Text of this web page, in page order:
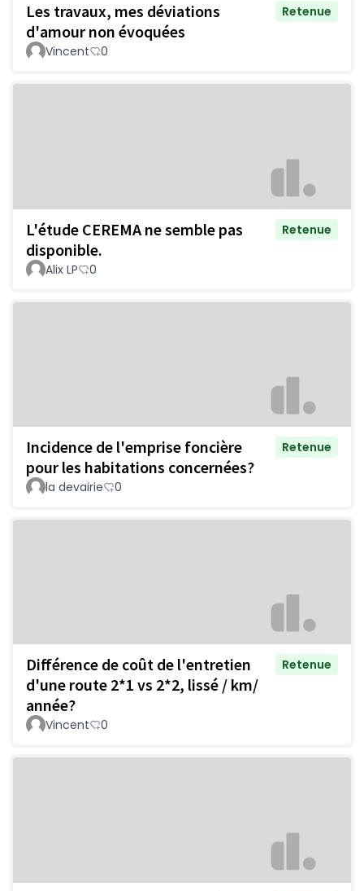
Les travaux, mes déviations
d'amour non évoquées
Retenue
Vincent 0
L'étude CEREMA ne semble pas
disponible.
Retenue
Alix LP 0
Incidence de l'emprise foncière
pour les habitations concernées?
Retenue
la devairie 0
Différence de coût de l'entretien
d'une route 2*1 vs 2*2, lissé / km/
année?
Retenue
Vincent 0